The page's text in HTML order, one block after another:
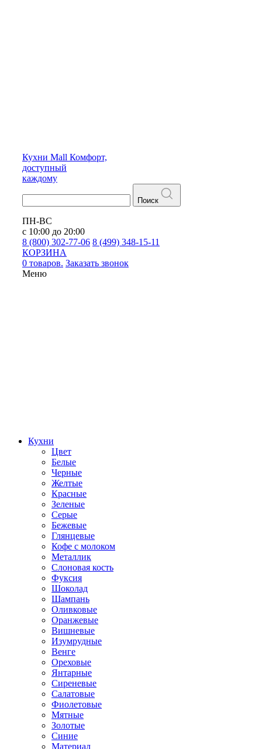
Кухни Mall Комфорт,
доступный
каждому
Поиск
ПН-ВС
с 10:00 до 20:00
8 (800) 302-77-06 8 (499) 348-15-11
КОРЗИНА
0 товаров. Заказать звонок
Меню
Кухни
Цвет
Белые
Черные
Желтые
Красные
Зеленые
Серые
Бежевые
Глянцевые
Кофе с молоком
Металлик
Слоновая кость
Фуксия
Шоколад
Шампань
Оливковые
Оранжевые
Вишневые
Изумрудные
Венге
Ореховые
Янтарные
Сиреневые
Салатовые
Фиолетовые
Мятные
Золотые
Синие
Материал